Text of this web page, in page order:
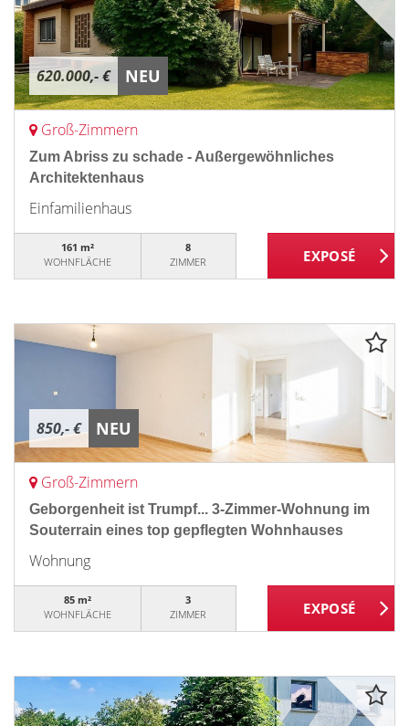
620.000,- € NEU
Groß-Zimmern
Zum Abriss zu schade - Außergewöhnliches
Architektenhaus
Einfamilienhaus
161 m²
WOHNFLÄCHE
8
ZIMMER
850,- € NEU
Groß-Zimmern
Geborgenheit ist Trumpf... 3-Zimmer-Wohnung im
Souterrain eines top gepflegten Wohnhauses
Wohnung
85 m²
WOHNFLÄCHE
3
ZIMMER